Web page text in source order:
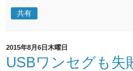
共有
2015年8月6日木曜日
USBワンセグも失